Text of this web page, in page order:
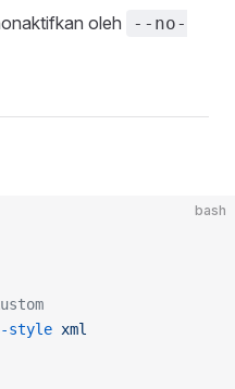
oleh
--no-
bash
style xml